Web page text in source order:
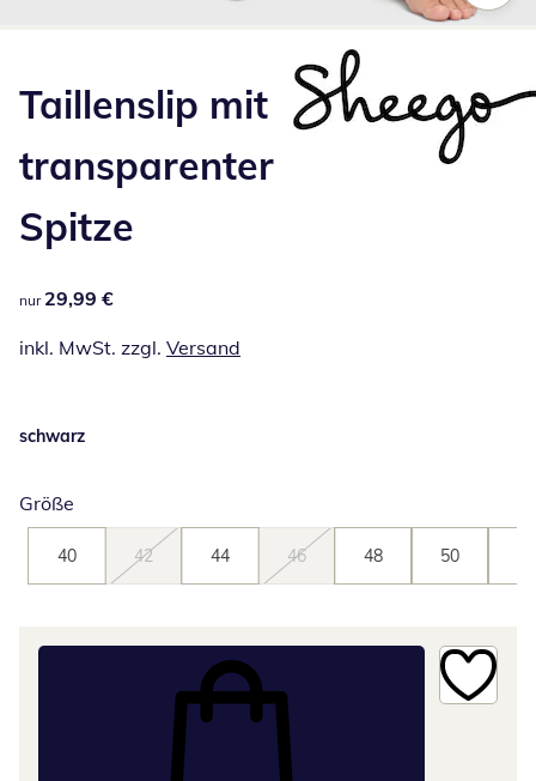
Taillenslip mit
transparenter
Spitze
29,99 €
nur 29,99 €
inkl. MwSt. zzgl. Versand
schwarz
Größe
40 42 44 46 48 50